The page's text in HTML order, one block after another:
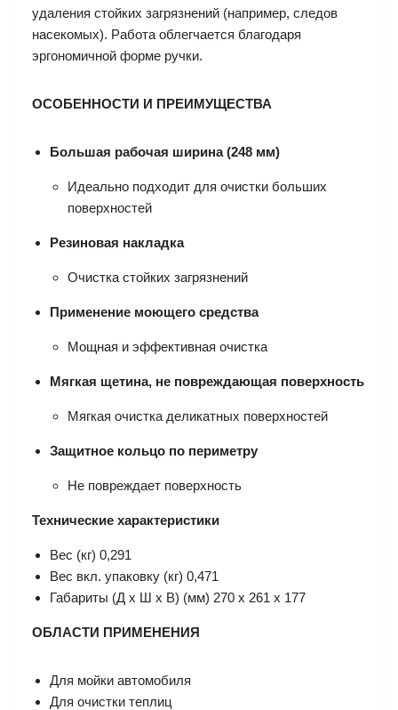
удаления стойких загрязнений (например, следов
насекомых). Работа облегчается благодаря
эргономичной форме ручки.
ОСОБЕННОСТИ И ПРЕИМУЩЕСТВА
Большая рабочая ширина (248 мм)
Идеально подходит для очистки больших
поверхностей
Резиновая накладка
Очистка стойких загрязнений
Применение моющего средства
Мощная и эффективная очистка
Мягкая щетина, не повреждающая поверхность
Мягкая очистка деликатных поверхностей
Защитное кольцо по периметру
Не повреждает поверхность
Технические характеристики
Вес (кг) 0,291
Вес вкл. упаковку (кг) 0,471
Габариты (Д x Ш x В) (мм) 270 x 261 x 177
ОБЛАСТИ ПРИМЕНЕНИЯ
Для мойки автомобиля
Для очистки теплиц